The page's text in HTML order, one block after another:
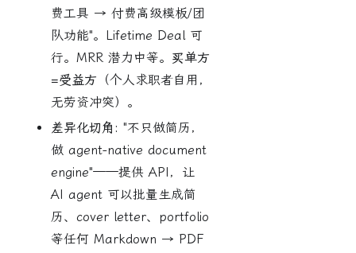
费工具 → 付费高级模板/团
队功能"。Lifetime Deal 可
行。MRR 潜力中等。 买单方
=受益方 （个人求职者自用，
无劳资冲突）。
差异化切角: "不只做简历，
做 agent-native document
engine"——提供 API，让
AI agent 可以批量生成简
历、cover letter、portfolio
等任何 Markdown → PDF